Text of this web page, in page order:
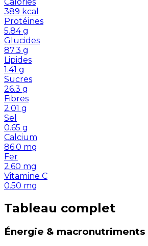
Calories
389 kcal
Protéines
5.84 g
Glucides
87.3 g
Lipides
1.41 g
Sucres
26.3 g
Fibres
2.01 g
Sel
0.65 g
Calcium
86.0 mg
Fer
2.60 mg
Vitamine C
0.50 mg
Tableau complet
Énergie & macronutriments